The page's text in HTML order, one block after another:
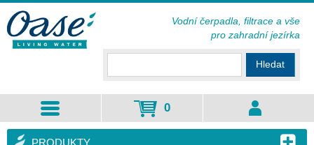
PRODUKTY
Hledat
0
Vodní čerpadla, filtrace a vše
pro zahradní jezírka